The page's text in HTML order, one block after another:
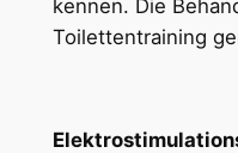
kennen. Die
Toilettentraining